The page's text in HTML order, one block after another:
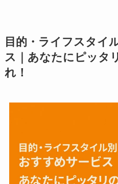
目的・ライフスタイ
ス｜あなたにピッタ
れ！